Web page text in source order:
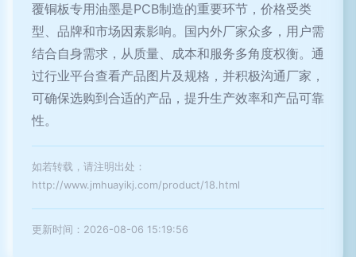
覆铜板专用油墨是PCB制造的重要环节，价格受类
型、品牌和市场因素影响。国内外厂家众多，用户需
结合自身需求，从质量、成本和服务多角度权衡。通
过行业平台查看产品图片及规格，并积极沟通厂家，
可确保选购到合适的产品，提升生产效率和产品可靠
性。
如若转载，请注明出处：
http://www.jmhuayikj.com/product/18.html
更新时间：2026-08-06 15:19:56